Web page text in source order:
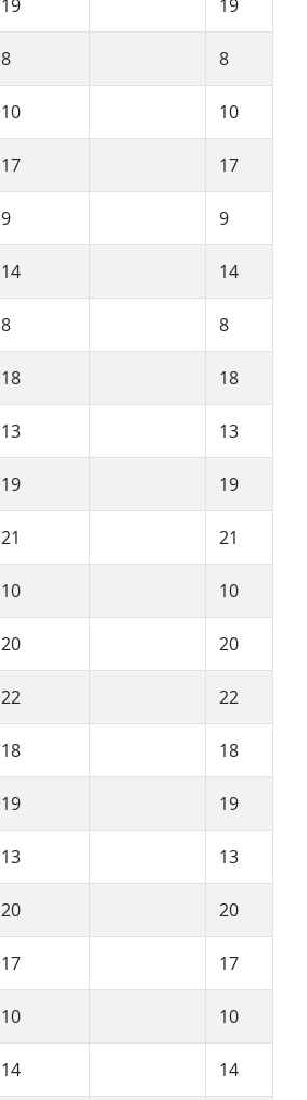
19 19
8 8
10 10
17 17
9 9
14 14
8 8
18 18
13 13
19 19
21 21
10 10
20 20
22 22
18 18
19 19
13 13
20 20
17 17
10 10
14 14